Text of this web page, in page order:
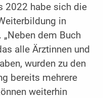
2022 habe sich die
in
dem Buch
alle Ärztinnen und
wurden zu den
bereits mehrere
weiterhin